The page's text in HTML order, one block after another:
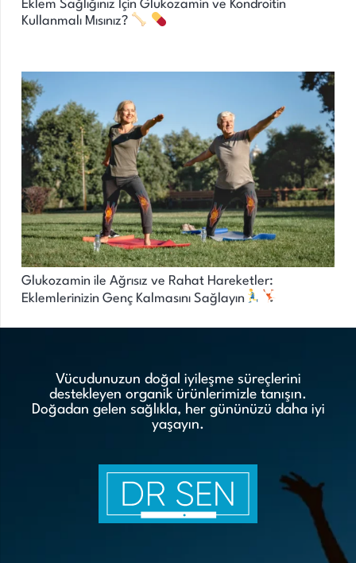
Eklem Sağlığınız İçin Glukozamin ve Kondroitin
Kullanmalı Mısınız?
Glukozamin ile Ağrısız ve Rahat Hareketler:
Eklemlerinizin Genç Kalmasını Sağlayın
Vücudunuzun doğal iyileşme süreçlerini
destekleyen organik ürünlerimizle tanışın.
Doğadan gelen sağlıkla, her gününüzü daha iyi
yaşayın.